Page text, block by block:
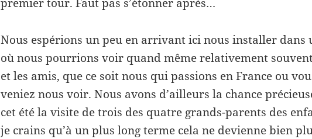
Nous espérions un peu en arrivant ici nous installer dans
où nous pourrions voir quand même relativement
et les amis, que ce soit nous qui passions en France ou
veniez nous voir. Nous avons d’ailleurs la chance
cet été la visite de trois des quatre grands-parents des
je crains qu’à un plus long terme cela ne devienne bien